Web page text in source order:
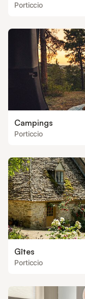
Porticcio
Campings
Porticcio
Gîtes
Porticcio